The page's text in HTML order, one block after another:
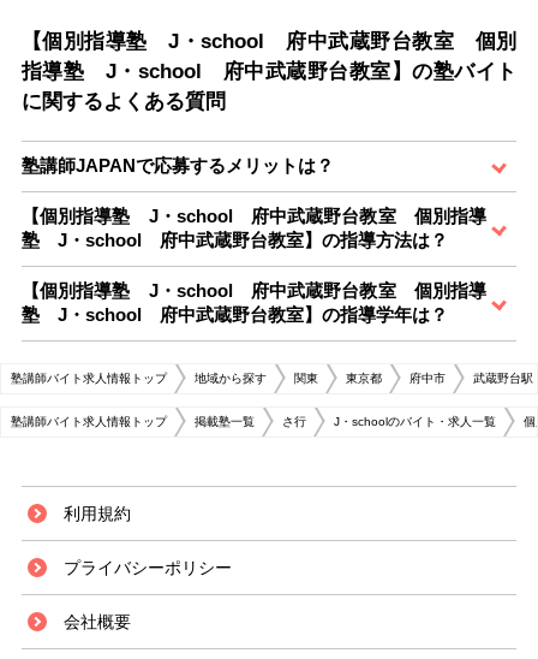
【個別指導塾 J・school 府中武蔵野台教室 個別
指導塾 J・school 府中武蔵野台教室】の塾バイト
に関するよくある質問
塾講師JAPANで応募するメリットは？
【個別指導塾 J・school 府中武蔵野台教室 個別指導
塾 J・school 府中武蔵野台教室】の指導方法は？
【個別指導塾 J・school 府中武蔵野台教室 個別指導
塾 J・school 府中武蔵野台教室】の指導学年は？
塾講師バイト求人情報トップ 地域から探す 関東 東京都 府中市 武蔵野台駅
塾講師バイト求人情報トップ 掲載塾一覧 さ行 J・schoolのバイト・求人一覧 個
利用規約
プライバシーポリシー
会社概要